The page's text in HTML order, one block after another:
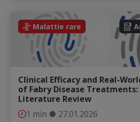
Malattie rare
Clinical Efficacy and Real-
of Fabry Disease
Literature Review
1 min ● 27.01.2026